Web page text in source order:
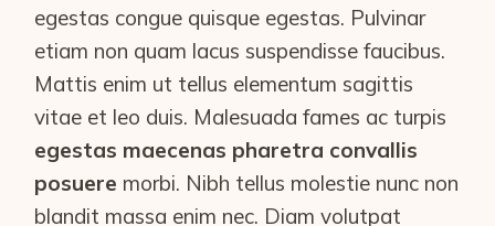
egestas congue quisque egestas. Pulvinar
etiam non quam lacus suspendisse faucibus.
Mattis enim ut tellus elementum sagittis
vitae et leo duis. Malesuada fames ac turpis
egestas maecenas pharetra convallis
posuere morbi. Nibh tellus molestie nunc non
blandit massa enim nec. Diam volutpat